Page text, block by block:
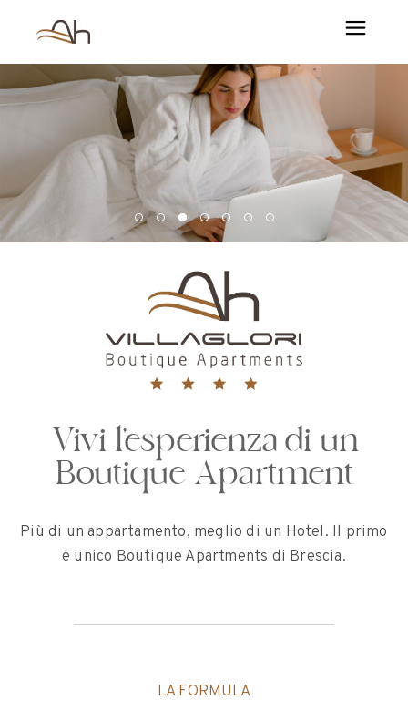
Vivi l’esperienza di un
Boutique Apartment
Più di un appartamento, meglio di un Hotel. Il primo
e unico Boutique Apartments di Brescia.
LA FORMULA